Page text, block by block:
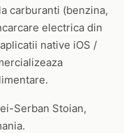
carburanti (benzina,
electrica din
native iOS /
Serban Stoian,